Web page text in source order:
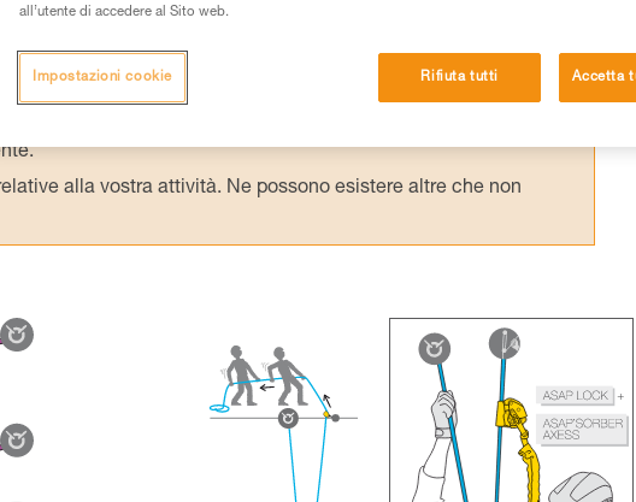
tecniche dei prodotti utilizzati in questo consiglio prima di
le informazioni dell’istruzione tecnica per poter capire queste
richiede una formazione ed un addestramento specifico.
vostra capacità di rifare la manovra, da soli, in piena sicurezza,
alla vostra attività. Ne possono esistere altre che non
all’utente di accedere al Sito web.
Rifiuta tutti Accetta
Impostazioni cookie